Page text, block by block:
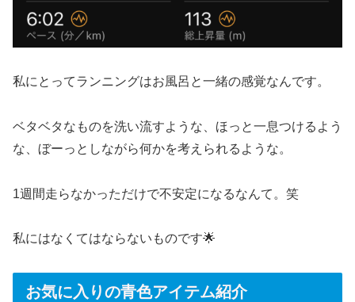
私にとってランニングはお風呂と一緒の感覚なんです。
ベタベタなものを洗い流すような、ほっと一息つけるよう
な、ぼーっとしながら何かを考えられるような。
1週間走らなかっただけで不安定になるなんて。笑
私にはなくてはならないものです🌟
お気に入りの青色アイテム紹介